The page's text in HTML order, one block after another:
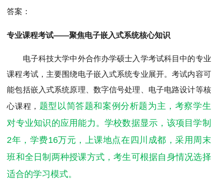
答案：
专业课程考试——聚焦电子嵌入式系统核心知识
电子科技大学中外合作办学硕士入学考试科目中的专业
课程考试，主要围绕电子嵌入式系统专业展开。考试内容可
能包括嵌入式系统原理、数字信号处理、电子电路设计等核
心课程， 题型以简答题和案例分析题为主，考察学生
对专业知识的应用能力。学校数据显示，该项目学制
2年，学费16万元，上课地点在四川成都，采用周末
班和全日制两种授课方式，考生可根据自身情况选择
适合的学习模式。